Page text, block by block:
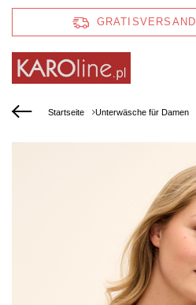
GRATISVERSAND
Startseite Unterwäsche für Damen